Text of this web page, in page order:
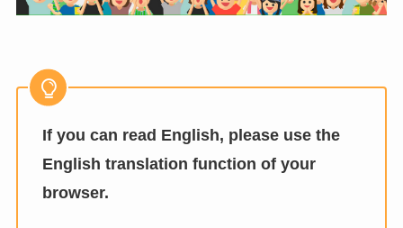
If you can read English, please use the
English translation function of your
browser.